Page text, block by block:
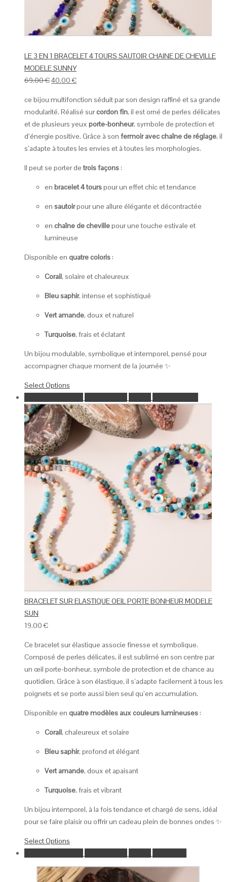
LE 3 EN 1 BRACELET 4 TOURS SAUTOIR CHAINE DE CHEVILLE
MODELE SUNNY
69.00€40.00€
ce bijou multifonction séduit par son design raffiné et sa grande
modularité. Réalisé surcordon fin, il est orné de perles délicates
et de plusieurs yeux porte-bonheur, symbole de protection et
d’énergie positive. Grâce à son fermoir avec chaîne de réglage, il
s’adapte à toutes les envies et à toutes les morphologies.
Il peut se porter detrois façons:
en bracelet 4 tourspour un effet chic et tendance
en sautoirpour une allure élégante et décontractée
en chaîne de chevillepour une touche estivale et
lumineuse
Disponible en quatre coloris:
Corail, solaire et chaleureux
Bleu saphir, intense et sophistiqué
Vert amande, doux et naturel
Turquoise, frais et éclatant
Un bijou modulable, symbolique et intemporel, pensé pour
accompagner chaque moment de la journée ✨
Select Options
BRACELET SUR ELASTIQUE OEIL PORTE BONHEUR MODELE
SUN
19.00€
Ce bracelet sur élastique associe finesse et symbolique.
Composé de perles délicates, il est sublimé en son centre par
un œil porte-bonheur, symbole de protection et de chance au
quotidien. Grâce à son élastique, il s’adapte facilement à tous les
poignets et se porte aussi bien seul qu’en accumulation.
Disponible en quatre modèles aux couleurs lumineuses:
Corail, chaleureux et solaire
Bleu saphir, profond et élégant
Vert amande, doux et apaisant
Turquoise, frais et vibrant
Un bijou intemporel, à la fois tendance et chargé de sens, idéal
pour se faire plaisir ou offrir un cadeau plein de bonnes ondes ✨
Select Options